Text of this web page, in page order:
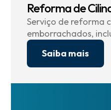
Reforma de
Serviço de reforma
emborrachados,
Saiba mais